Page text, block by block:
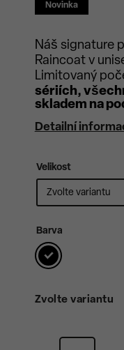
Novinka
Náš signature
Raincoat v
Limitovaný
sériích,
skladem na
Detailní
Velikost
Barva
Zvolte variantu